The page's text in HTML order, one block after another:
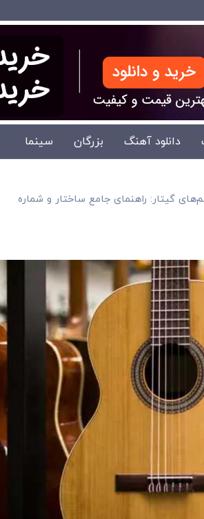
دانلود آهنگ بزرگان سینما
گیتار: راهنمای جامع ساختار و شماره